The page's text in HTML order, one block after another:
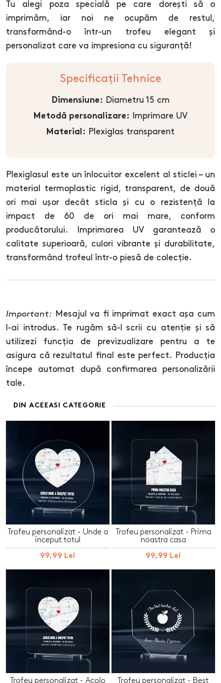
Tu alegi poza specială pe care dorești să o
imprimăm, iar noi ne ocupăm de restul,
transformând-o într-un trofeu elegant și
personalizat care va impresiona cu siguranță!
Specificații Tehnice
Dimensiune: Diametru 15 cm
Metodă personalizare: Imprimare UV
Material: Plexiglas transparent
Plexiglasul este un înlocuitor excelent al sticlei – un
material termoplastic rigid, transparent, de două
ori mai ușor decât sticla și cu o rezistență la
impact de 60 de ori mai mare, conform
producătorului. Imprimarea UV garantează o
calitate superioară, culori vibrante și durabilitate,
transformând trofeul într-o piesă de colecție.
Important: Mesajul va fi imprimat exact așa cum
l-ai introdus. Te rugăm să-l scrii cu atenție și să
utilizezi funcția de previzualizare pentru a te
asigura că rezultatul final este perfect. Producția
începe automat după confirmarea personalizării
tale.
DIN ACEEASI CATEGORIE
Trofeu personalizat - Unde a
inceput totul
99,99 Lei
Trofeu personalizat - Prima
noastra casa
99,99 Lei
Trofeu personalizat - Acolo Trofeu personalizat - Best